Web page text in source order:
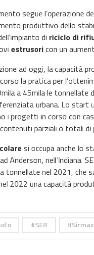
segue l’operazione
produttivo dello
di riciclo di
estrusoricon un
ad oggi, la capacità
la pratica per
a 45mila le tonnellate
urbana. Lo start
i progetti in corso con
parziali o totali di
si occupa anche lo
Anderson, nell’Indiana.
tonnellate nel 2021, che
2022 una capacità
SER Sirmax